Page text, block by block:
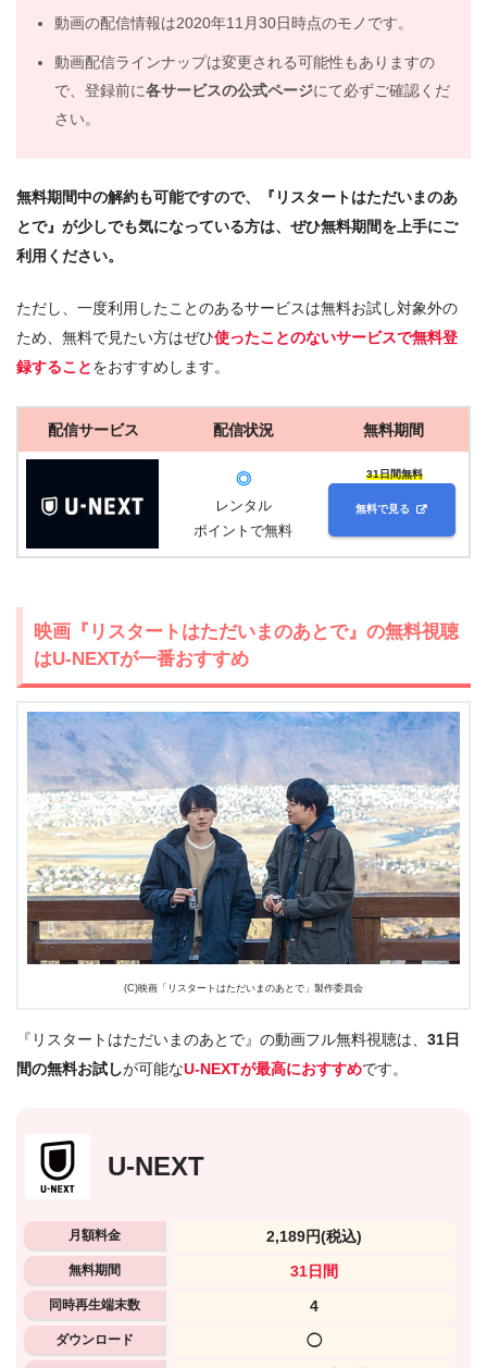
動画の配信情報は2020年11月30日時点のモノです。
動画配信ラインナップは変更される可能性もありますの
で、登録前に各サービスの公式ページにて必ずご確認くだ
さい。
無料期間中の解約も可能ですので、『リスタートはただいまのあ
とで』が少しでも気になっている方は、ぜひ無料期間を上手にご
利用ください。
ただし、一度利用したことのあるサービスは無料お試し対象外の
ため、無料で見たい方はぜひ使ったことのないサービスで無料登
録することをおすすめします。
配信サービス 配信状況 無料期間
◎
レンタル
ポイントで無料
31日間無料
無料で見る
映画『リスタートはただいまのあとで』の無料視聴
はU-NEXTが一番おすすめ
(C)映画「リスタートはただいまのあとで」製作委員会
『リスタートはただいまのあとで』の動画フル無料視聴は、 31日
間の無料お試しが可能なU-NEXTが最高におすすめです。
U-NEXT
月額料金 2,189円(税込)
無料期間 31日間
同時再生端末数 4
ダウンロード
◯